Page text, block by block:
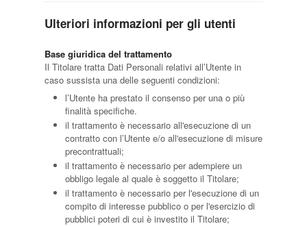
Ulteriori informazioni per gli utenti
Base giuridica del trattamento
Il Titolare tratta Dati Personali relativi all’Utente in
caso sussista una delle seguenti condizioni:
l’Utente ha prestato il consenso per una o più
finalità specifiche.
il trattamento è necessario all'esecuzione di un
contratto con l’Utente e/o all'esecuzione di misure
precontrattuali;
il trattamento è necessario per adempiere un
obbligo legale al quale è soggetto il Titolare;
il trattamento è necessario per l'esecuzione di un
compito di interesse pubblico o per l'esercizio di
pubblici poteri di cui è investito il Titolare;